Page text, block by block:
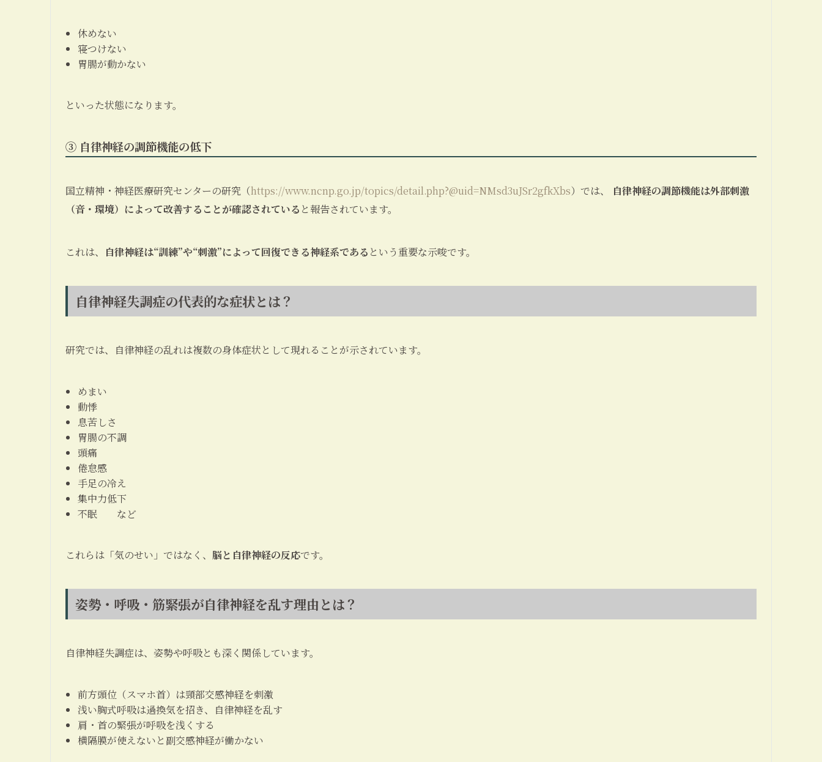
休めない
寝つけない
胃腸が動かない
といった状態になります。
③ 自律神経の調節機能の低下
国立精神・神経医療研究センターの研究（https://www.ncnp.go.jp/topics/detail.php?@uid=NMsd3uJSr2gfkXbs）では、
自律神経の調節機能は外部刺激
（音・環境）によって改善することが確認されている と報告されています。
これは、 自律神経は“訓練”や“刺激”によって回復できる神経系である という重要な示唆です。
自律神経失調症の代表的な症状とは？
研究では、自律神経の乱れは複数の身体症状として現れることが示されています。
めまい
動悸
息苦しさ
胃腸の不調
頭痛
倦怠感
手足の冷え
集中力低下
不眠 など
これらは「気のせい」ではなく、 脳と自律神経の反応です。
姿勢・呼吸・筋緊張が自律神経を乱す理由とは？
自律神経失調症は、姿勢や呼吸とも深く関係しています。
前方頭位（スマホ首）は頸部交感神経を刺激
浅い胸式呼吸は過換気を招き、自律神経を乱す
肩・首の緊張が呼吸を浅くする
横隔膜が使えないと副交感神経が働かない